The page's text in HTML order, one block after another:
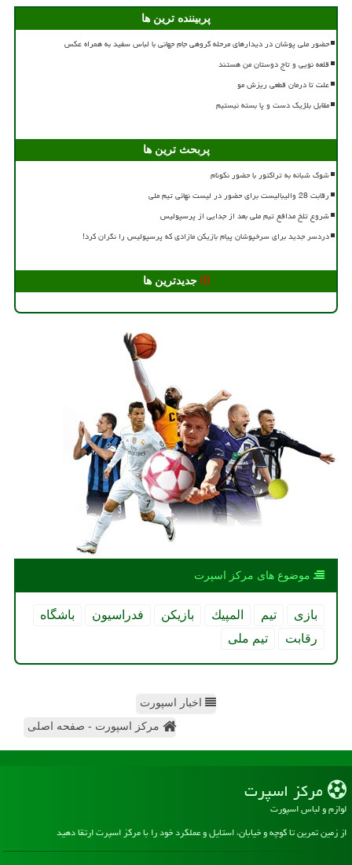
پربیننده ترین ها
حضور ملی پوشان در دیدارهای مرحله گروهی جام جهانی با لباس سفید به همراه عکس
قلعه نویی و تاج دوستان من هستند
علت تا درمان قطعی ریزش مو
مقابل بلژیک دست و پا بسته نیستیم
پربحث ترین ها
شوک شبانه به تراکتور با حضور نکونام
رقابت 28 والیبالیست برای حضور در لیست نهائی تیم ملی
شروع تلخ مدافع تیم ملی بعد از جدایی از پرسپولیس
دردسر جدید برای سرخپوشان پیام بازیکن مازادی که پرسپولیس را نگران کرد!
جدیدترین ها
موضوع های مركز اسپرت
بازی تیم المپیك بازیكن فدراسیون
باشگاه
رقابت
تیم ملی
اخبار اسپورت
مرکز اسپورت - صفحه اصلی
مركز اسپرت
لوازم و لباس اسپورت
از زمین تمرین تا کوچه و خیابان، استایل و عملکرد خود را با مرکز اسپرت ارتقا دهید